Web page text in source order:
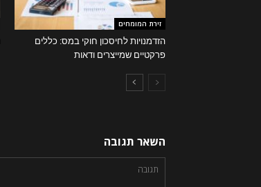
זירת המומחים
הזדמנויות לחיסכון חוקי במס: כללים
פרקטיים שמייצרים ודאות
השאר תגובה